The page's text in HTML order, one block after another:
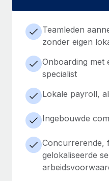
Teamleden
zonder eigen
Onboarding met
specialist
Lokale payroll,
Ingebouwde
Concurrerende,
gelokaliseerde